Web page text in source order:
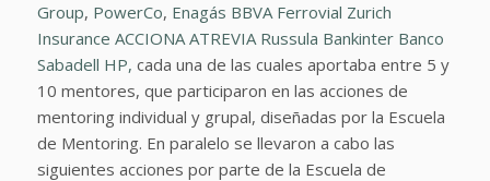
Group, PowerCo, Enagás BBVA Ferrovial Zurich
Insurance ACCIONA ATREVIA Russula Bankinter Banco
Sabadell HP, cada una de las cuales aportaba entre 5 y
10 mentores, que participaron en las acciones de
mentoring individual y grupal, diseñadas por la Escuela
de Mentoring. En paralelo se llevaron a cabo las
siguientes acciones por parte de la Escuela de